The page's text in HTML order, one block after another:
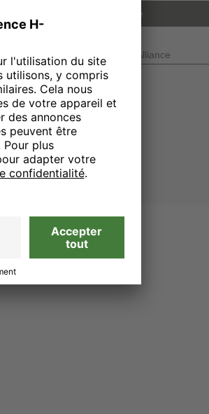
26.01.24
Note moyenne
Customer Alliance